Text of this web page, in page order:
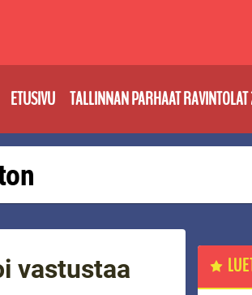
ETUSIVU TALLINNAN PARHAAT
vastustaa